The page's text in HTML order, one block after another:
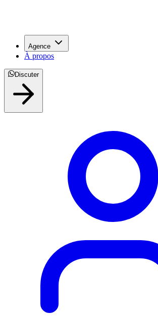
Agence
À propos
Discuter